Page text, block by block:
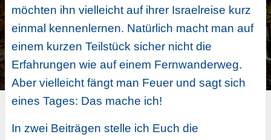
möchten ihn vielleicht auf ihrer Israelreise kurz
einmal kennenlernen. Natürlich macht man auf
einem kurzen Teilstück sicher nicht die
Erfahrungen wie auf einem Fernwanderweg.
Aber vielleicht fängt man Feuer und sagt sich
eines Tages: Das mache ich!
In zwei Beiträgen stelle ich Euch die